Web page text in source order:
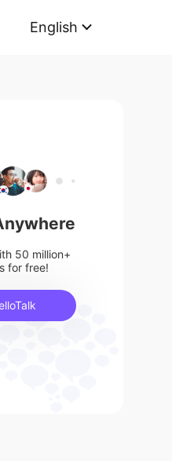
English
50 million+
for free!